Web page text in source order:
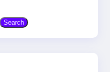
Search